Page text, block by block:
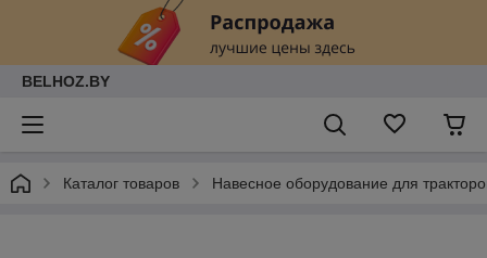
BELHOZ.BY
Каталог товаров Навесное оборудование для